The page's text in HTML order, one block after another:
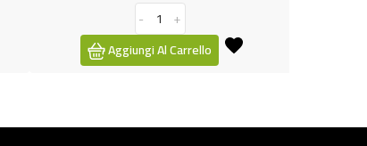
Aggiungi Al Carrello